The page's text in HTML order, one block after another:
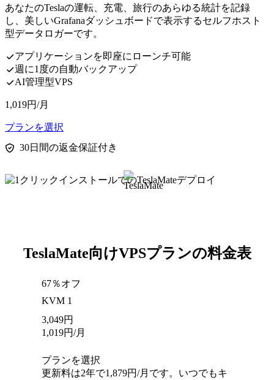
あなたのTeslaの運転、充電、旅行のあらゆる統計を記録
し、美しいGrafanaダッシュボードで表示するセルフホスト
型データロガーです。
アプリケーションを即座にローンチ可能
週に1度の自動バックアップ
AI管理型VPS
1,019円/月
プランを選択
30日間の返金保証付き
TeslaMate向けVPSプランの料金表
67％オフ
KVM 1
3,049円
1,019円/月
プランを選択
更新料は2年で1,879円/月です。いつでもキ